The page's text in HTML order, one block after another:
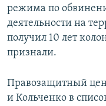
режима по
деятельности на
получил 10 лет
признали.
Правозащитный
и Кольченко в